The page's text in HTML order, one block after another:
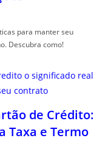
de Crédito:
Taxa e Termo
para desmistificar termos